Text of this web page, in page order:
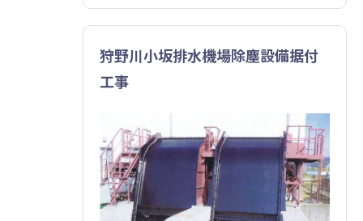
狩野川小坂排水機場除塵設備据付
工事